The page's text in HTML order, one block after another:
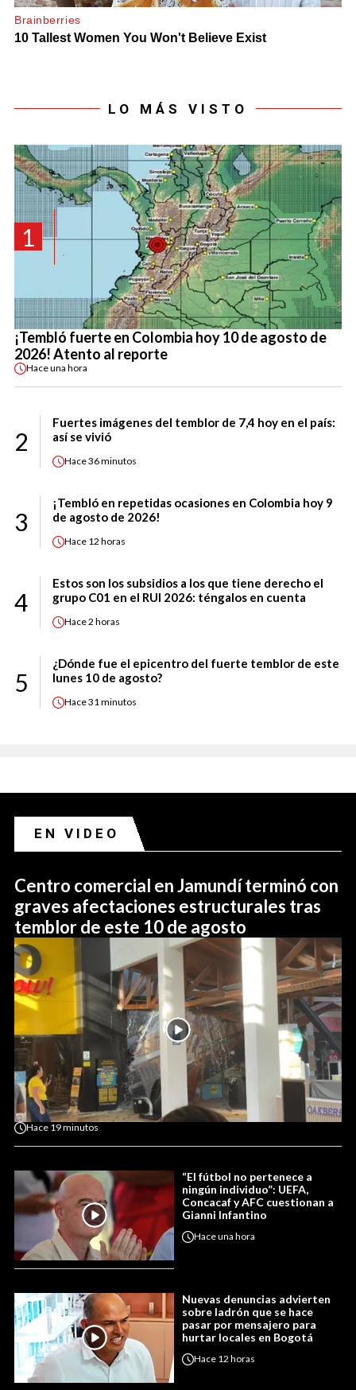
LO MÁS VISTO
1
¡Tembló fuerte en Colombia hoy 10 de agosto de
2026! Atento al reporte
Haceuna hora
2
Fuertes imágenes del temblor de 7,4 hoy en el país:
así se vivió
Hace36 minutos
3
¡Tembló en repetidas ocasiones en Colombia hoy 9
de agosto de 2026!
Hace 12 horas
4
Estos son los subsidios a los que tiene derecho el
grupo C01 en el RUI 2026: téngalos en cuenta
Hace2 horas
5
¿Dónde fue el epicentro del fuerte temblor de este
lunes 10 de agosto?
Hace31 minutos
EN VIDEO
Centro comercial en Jamundí terminó con
graves afectaciones estructurales tras
temblor de este 10 de agosto
Hace 19 minutos
“El fútbol no pertenece a
ningún individuo”: UEFA,
Concacaf y AFC cuestionan a
Gianni Infantino
Haceuna hora
Nuevas denuncias advierten
sobre ladrón que se hace
pasar por mensajero para
hurtar locales en Bogotá
Hace 12 horas